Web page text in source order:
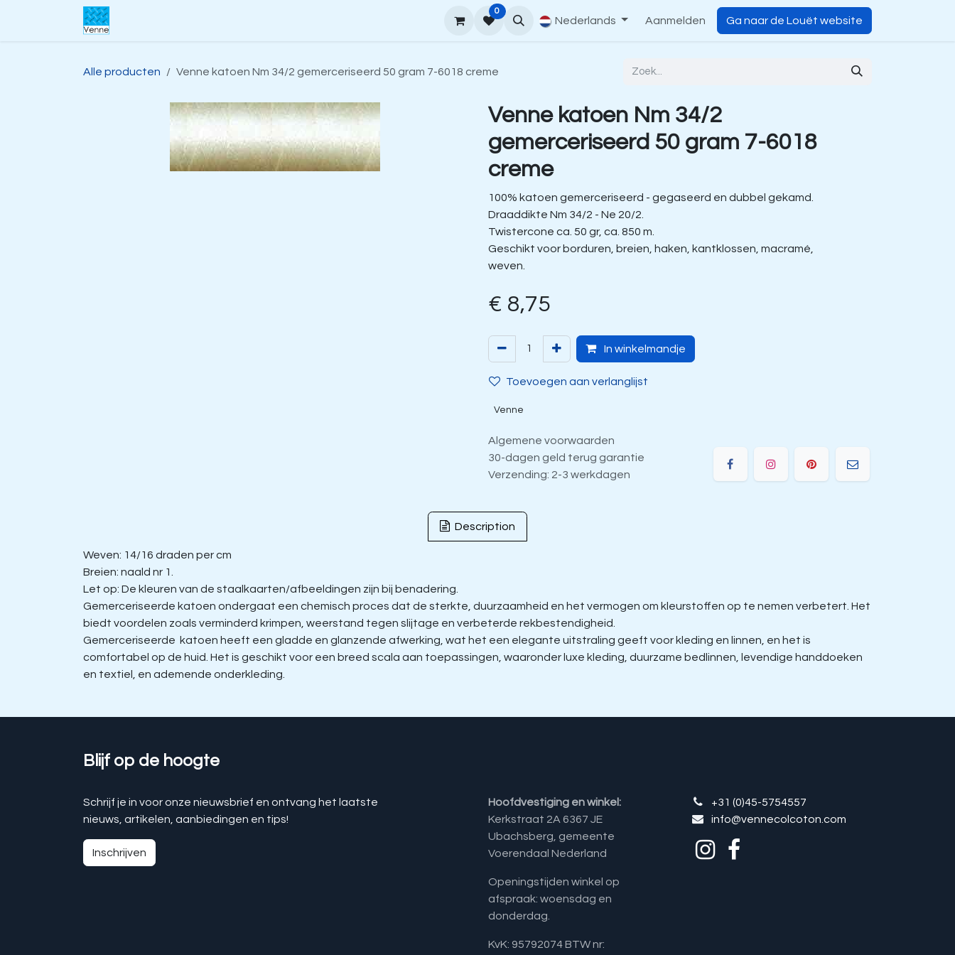
Overslaan naar inhoud
Hoe te bestellen Contact
0
Nederlands Aanmelden Ga naar de Louët website
Alle producten Venne katoen Nm 34/2 gemerceriseerd 50 gram 7-6018 creme
Venne katoen Nm 34/2
gemerceriseerd 50 gram 7-6018
creme
100% katoen gemerceriseerd - gegaseerd en dubbel gekamd.
Draaddikte Nm 34/2 - Ne 20/2.
Twistercone ca. 50 gr, ca. 850 m.
Geschikt voor borduren, breien, haken, kantklossen, macramé,
weven.
€ 8,75
In winkelmandje
Toevoegen aan verlanglijst
Venne
Algemene voorwaarden
30-dagen geld terug garantie
Verzending: 2-3 werkdagen
Description
Weven: 14/16 draden per cm
Breien: naald nr 1.
Let op: De kleuren van de staalkaarten/afbeeldingen zijn bij benadering.
Gemerceriseerde katoen ondergaat een chemisch proces dat de sterkte, duurzaamheid en het vermogen om kleurstoffen op te nemen verbetert. Het
biedt voordelen zoals verminderd krimpen, weerstand tegen slijtage en verbeterde rekbestendigheid.
Gemerceriseerde katoen heeft een gladde en glanzende afwerking, wat het een elegante uitstraling geeft voor kleding en linnen, en het is
comfortabel op de huid. Het is geschikt voor een breed scala aan toepassingen, waaronder luxe kleding, duurzame bedlinnen, levendige handdoeken
en textiel, en ademende onderkleding.
Blijf op de hoogte
Schrijf je in voor onze nieuwsbrief en ontvang het laatste
nieuws, artikelen, aanbiedingen en tips!
Inschrijven
Hoofdvestiging en winkel:
Kerkstraat 2A 6367 JE
Ubachsberg, gemeente
Voerendaal Nederland
Openingstijden winkel op
afspraak: woensdag en
donderdag.
KvK: 95792074 BTW nr:
+31 (0)45-5754557
info@vennecolcoton.com